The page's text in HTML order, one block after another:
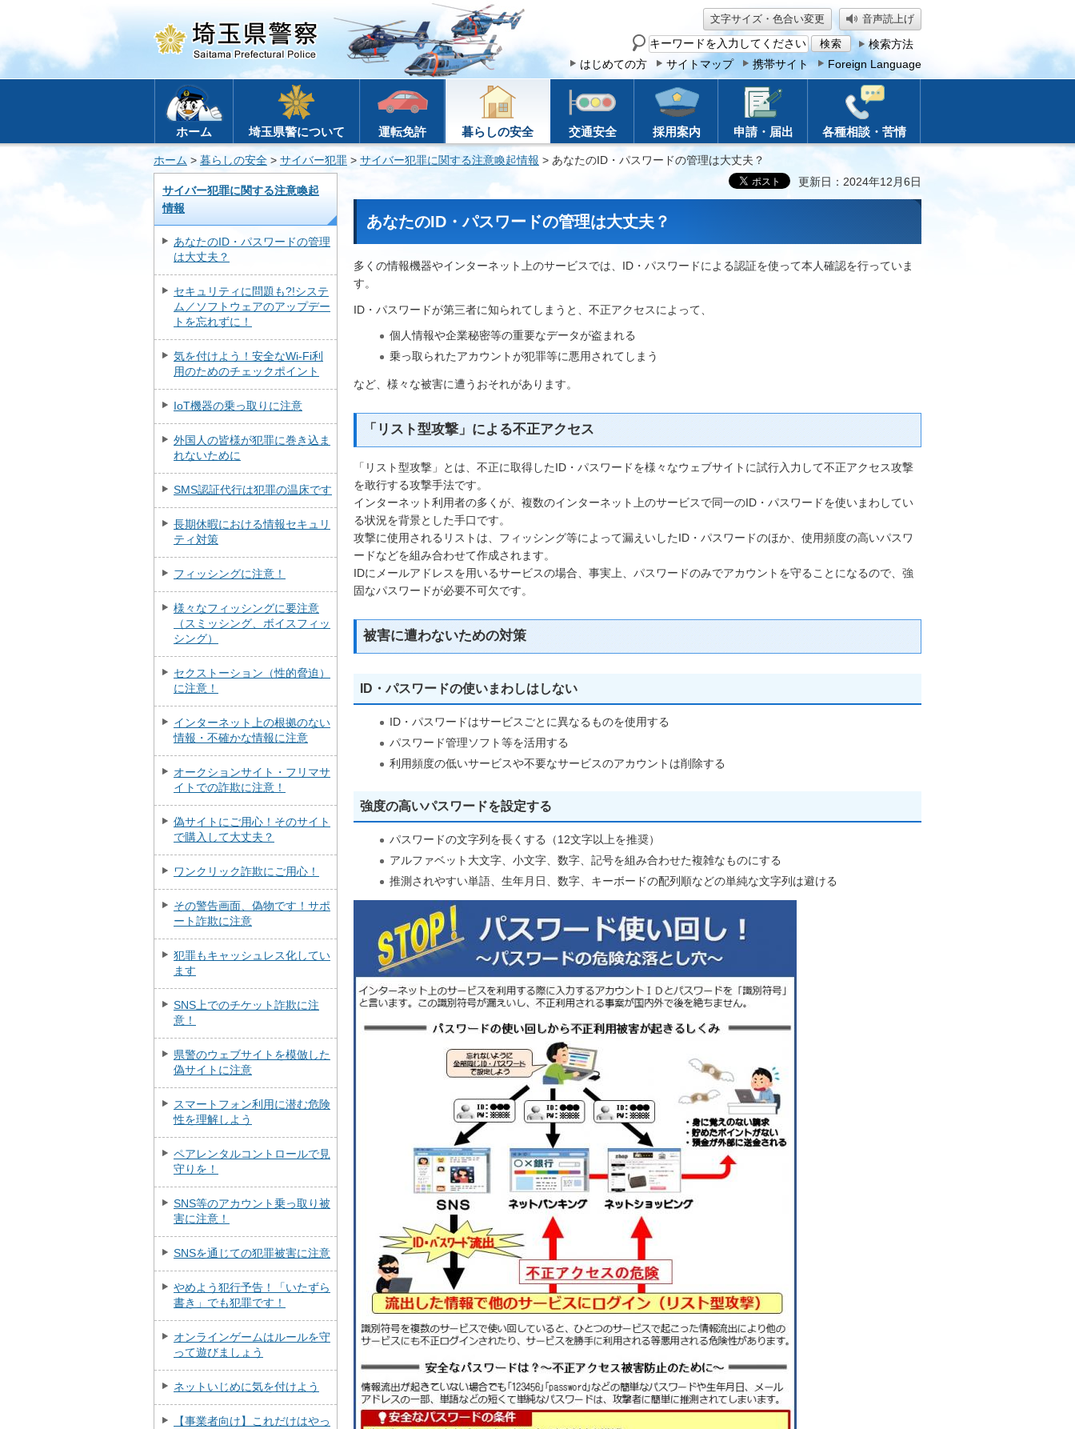
文字サイズ・色合い変更 音声読上げ
サ
イ
ト
検索方法
はじめての方
サイトマップ 携帯サイト Foreign Language
ホーム 埼玉県警について 運転免許 暮らしの安全 交通安全 採用案内 申請・届出 各種相談・苦情
ホーム > 暮らしの安全 > サイバー犯罪 > サイバー犯罪に関する注意喚起情報 > あなたのID・パスワードの管理は大丈夫？
サイバー犯罪に関する注意喚起
情報
あなたのID・パスワードの管理
は大丈夫？
セキュリティに問題も?!システ
ム／ソフトウェアのアップデー
トを忘れずに！
気を付けよう！安全なWi-Fi利
用のためのチェックポイント
IoT機器の乗っ取りに注意
外国人の皆様が犯罪に巻き込ま
れないために
SMS認証代行は犯罪の温床です
長期休暇における情報セキュリ
ティ対策
フィッシングに注意！
様々なフィッシングに要注意
（スミッシング、ボイスフィッ
シング）
セクストーション（性的脅迫）
に注意！
インターネット上の根拠のない
情報・不確かな情報に注意
オークションサイト・フリマサ
イトでの詐欺に注意！
偽サイトにご用心！そのサイト
で購入して大丈夫？
ワンクリック詐欺にご用心！
その警告画面、偽物です！サポ
ート詐欺に注意
犯罪もキャッシュレス化してい
ます
SNS上でのチケット詐欺に注
意！
県警のウェブサイトを模倣した
偽サイトに注意
スマートフォン利用に潜む危険
性を理解しよう
ペアレンタルコントロールで見
守りを！
SNS等のアカウント乗っ取り被
害に注意！
SNSを通じての犯罪被害に注意
やめよう犯行予告！「いたずら
書き」でも犯罪です！
オンラインゲームはルールを守
って遊びましょう
ネットいじめに気を付けよう
【事業者向け】これだけはやっ
更新日：2024年12月6日
あなたのID・パスワードの管理は大丈夫？
多くの情報機器やインターネット上のサービスでは、ID・パスワードによる認証を使って本人確認を行っていま
す。
ID・パスワードが第三者に知られてしまうと、不正アクセスによって、
個人情報や企業秘密等の重要なデータが盗まれる
乗っ取られたアカウントが犯罪等に悪用されてしまう
など、様々な被害に遭うおそれがあります。
「リスト型攻撃」による不正アクセス
「リスト型攻撃」とは、不正に取得したID・パスワードを様々なウェブサイトに試行入力して不正アクセス攻撃
を敢行する攻撃手法です。
インターネット利用者の多くが、複数のインターネット上のサービスで同一のID・パスワードを使いまわしてい
る状況を背景とした手口です。
攻撃に使用されるリストは、フィッシング等によって漏えいしたID・パスワードのほか、使用頻度の高いパスワ
ードなどを組み合わせて作成されます。
IDにメールアドレスを用いるサービスの場合、事実上、パスワードのみでアカウントを守ることになるので、強
固なパスワードが必要不可欠です。
被害に遭わないための対策
ID・パスワードの使いまわしはしない
ID・パスワードはサービスごとに異なるものを使用する
パスワード管理ソフト等を活用する
利用頻度の低いサービスや不要なサービスのアカウントは削除する
強度の高いパスワードを設定する
パスワードの文字列を長くする（12文字以上を推奨）
アルファベット大文字、小文字、数字、記号を組み合わせた複雑なものにする
推測されやすい単語、生年月日、数字、キーボードの配列順などの単純な文字列は避ける